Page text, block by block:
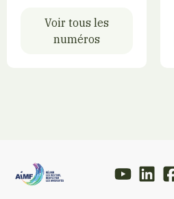
Voir tous les
numéros